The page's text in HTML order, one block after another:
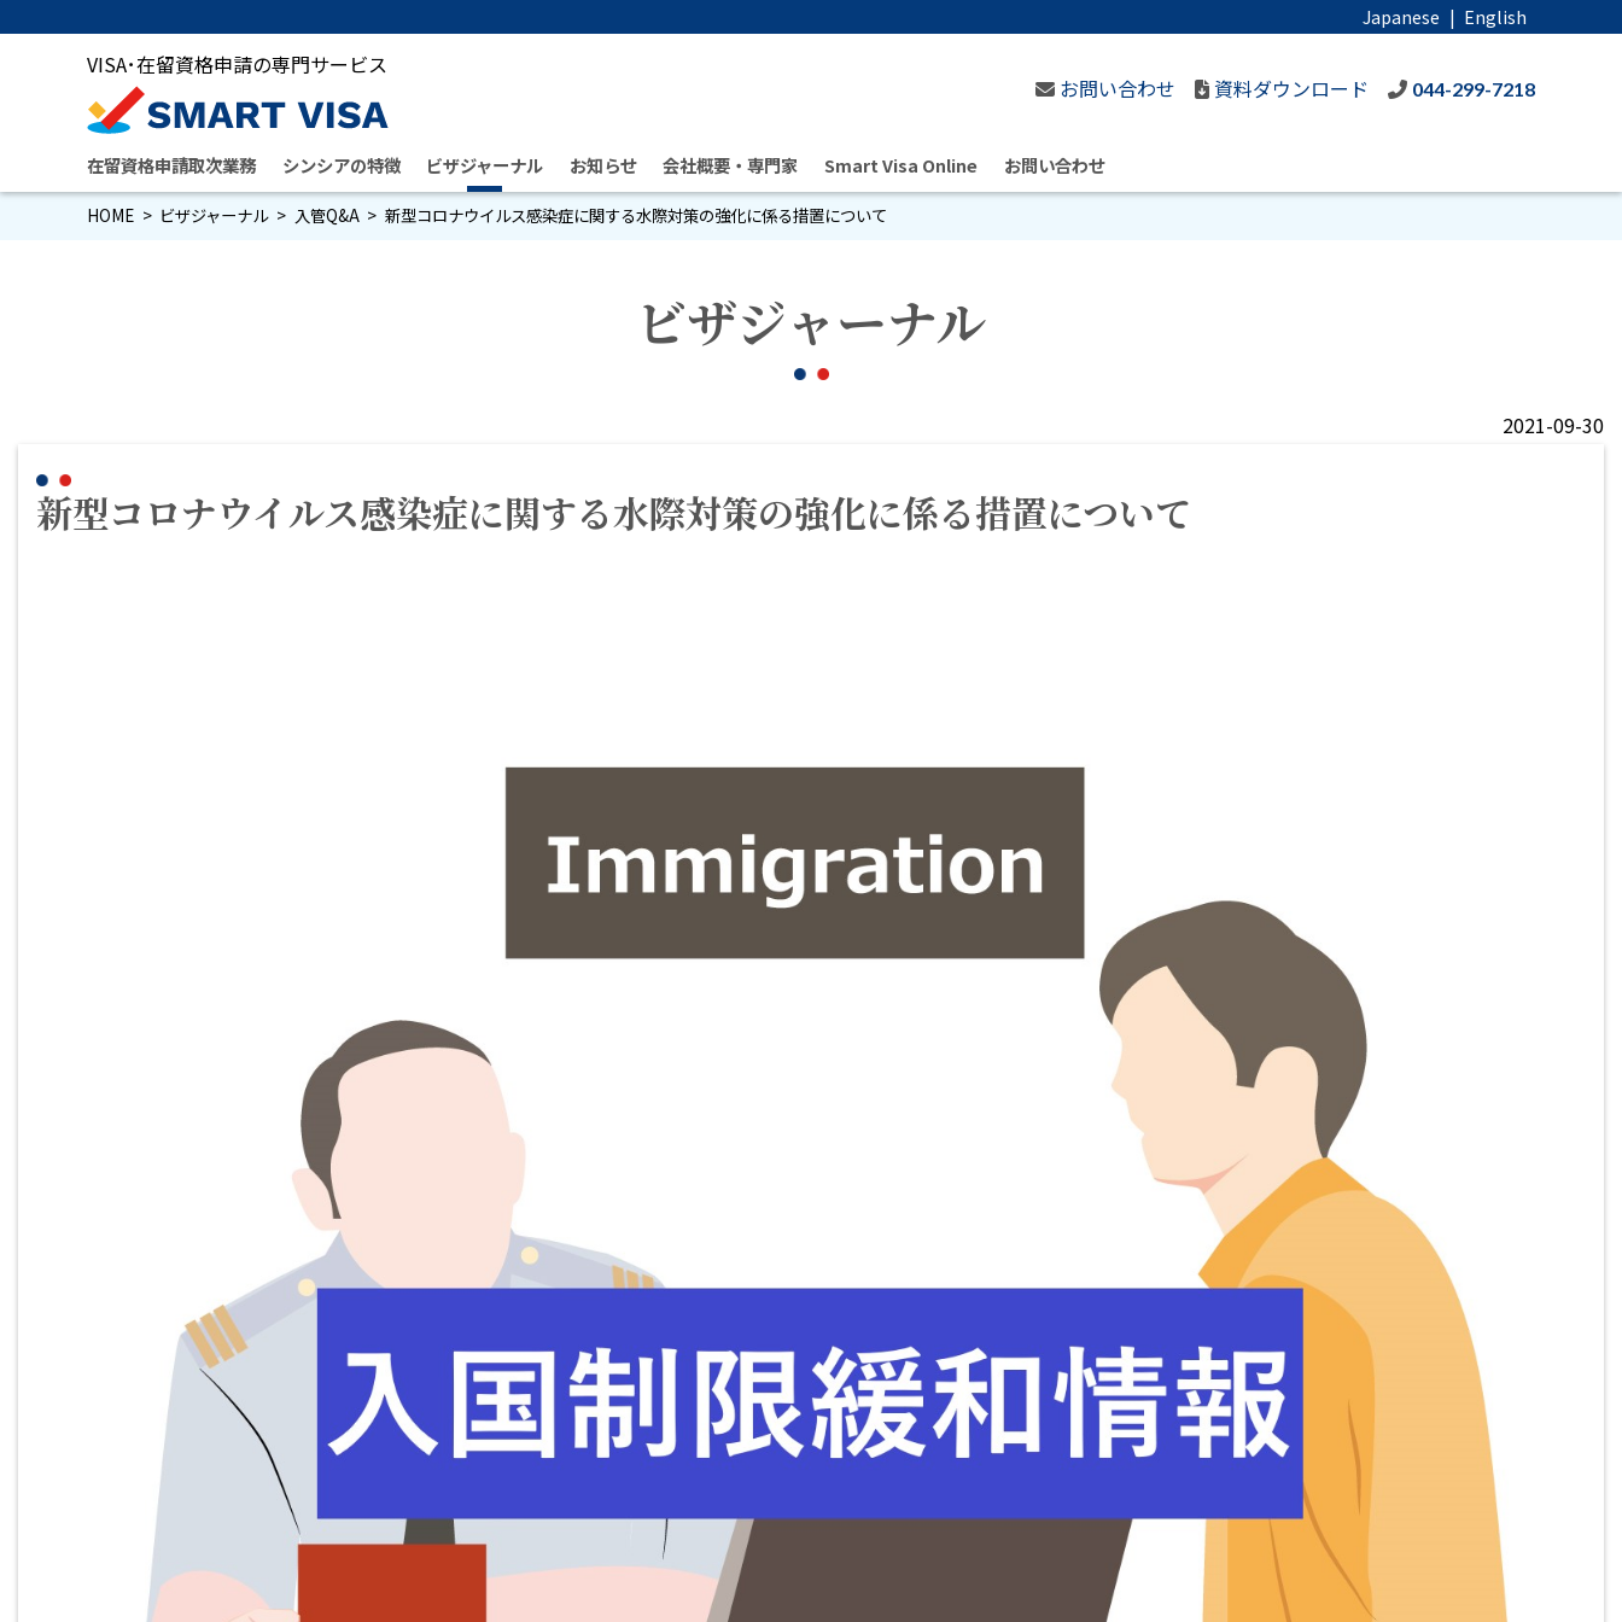
VISA･在留資格申請の専門サービス
お問い合わせ
資料ダウンロード 044-299-7218
在留資格申請取次業務 シンシアの特徴 ビザジャーナル お知らせ 会社概要・専門家 Smart Visa Online お問い合わせ
Japanese | English
HOME ビザジャーナル 入管Q&A 新型コロナウイルス感染症に関する水際対策の強化に係る措置について
ビザジャーナル
2021-09-30
新型コロナウイルス感染症に関する水際対策の強化に係る措置について